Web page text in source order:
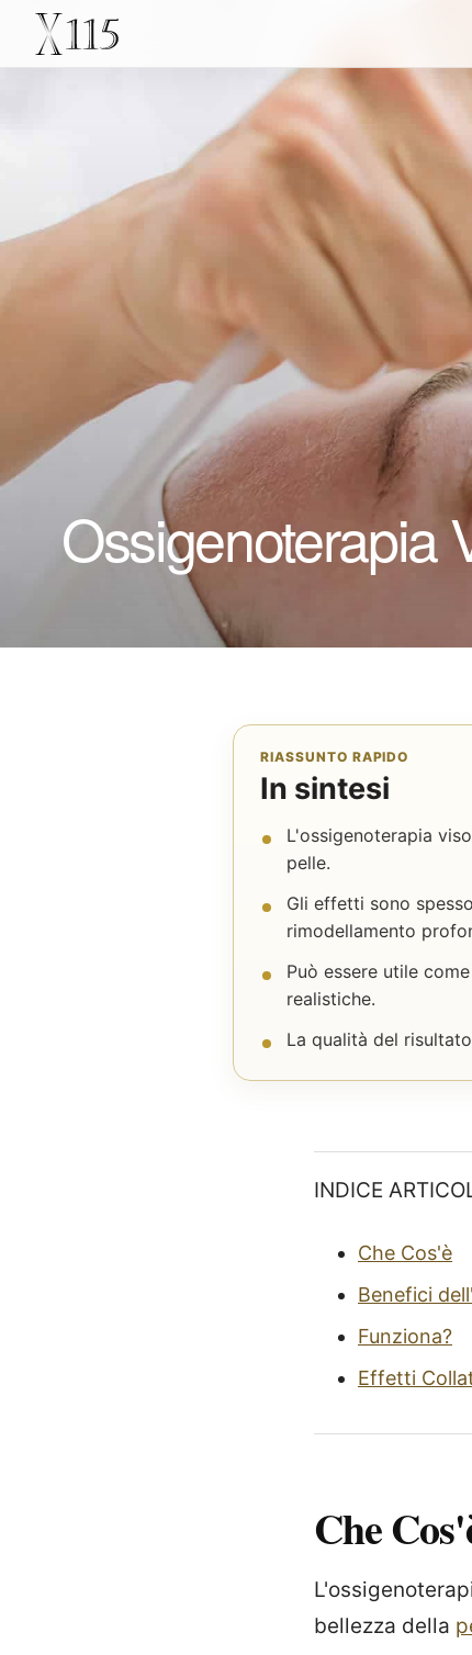
Ossigenoterapia
RIASSUNTO RAPIDO
In sintesi
L'ossigenoterapia
pelle.
Gli effetti sono
rimodellamento
Può essere utile
realistiche.
La qualità del
INDICE
Che Cos'è
Benefici
Funziona?
Effetti
Che
bellezza della